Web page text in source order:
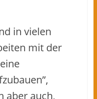
in vielen
mit der
aber auch,